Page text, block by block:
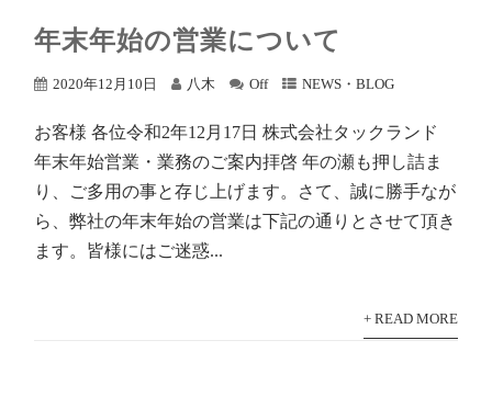
年末年始の営業について
2020年12月10日 八木 Off NEWS・BLOG
お客様 各位令和2年12月17日 株式会社タックランド
年末年始営業・業務のご案内拝啓 年の瀬も押し詰ま
り、ご多用の事と存じ上げます。さて、誠に勝手なが
ら、弊社の年末年始の営業は下記の通りとさせて頂き
ます。皆様にはご迷惑...
+ READ MORE